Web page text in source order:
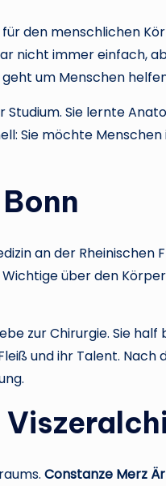
den menschlichen
nicht immer einfach,
um Menschen
Sie lernte
Sie möchte
an der
über den
zur Chirurgie. Sie
und ihr Talent. Nach
Constanze Merz